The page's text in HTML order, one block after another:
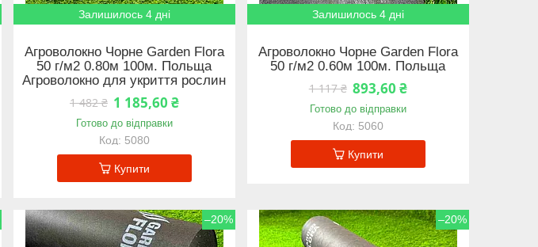
Залишилось 4 дні
Агроволокно Чорне Garden Flora
50 г/м2 0.80м 100м. Польща
Агроволокно для укриття рослин
1 482 ₴ 1 185,60 ₴
Готово до відправки
5080
Купити
Залишилось 4 дні
Агроволокно Чорне Garden Flora
50 г/м2 0.60м 100м. Польща
1 117 ₴ 893,60 ₴
Готово до відправки
5060
Купити
–20% –20%